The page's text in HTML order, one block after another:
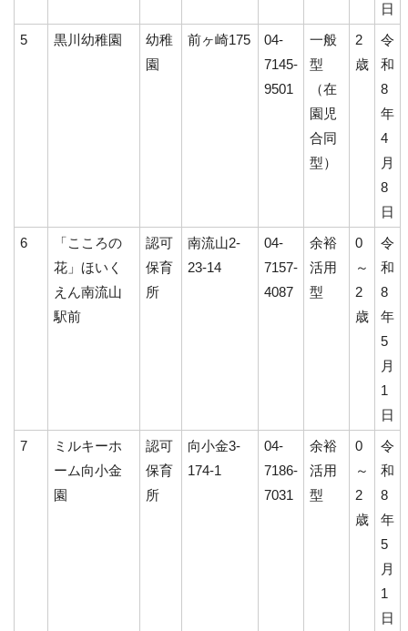
日
5
黒川幼稚園
幼稚
園
前ヶ崎175
04-
7145-
9501
一般
型
（在
園児
合同
型）
2
歳
令
和
8
年
4
月
8
日
6
「こころの
花」ほいく
えん南流山
駅前
認可
保育
所
南流山2-
23-14
04-
7157-
4087
余裕
活用
型
0
～
2
歳
令
和
8
年
5
月
1
日
7
ミルキーホ
ーム向小金
園
認可
保育
所
向小金3-
174-1
04-
7186-
7031
余裕
活用
型
0
～
2
歳
令
和
8
年
5
月
1
日